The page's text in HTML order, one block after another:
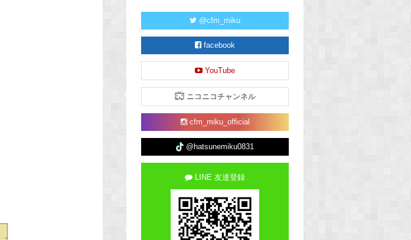
@cfm_miku
facebook
YouTube
ニコニコチャンネル
cfm_miku_official
@hatsunemiku0831
LINE 友達登録